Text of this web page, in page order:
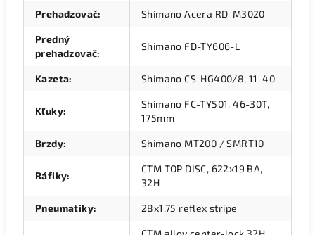
Prehadzovač: Shimano Acera RD-M3020
Predný
prehadzovač:
Shimano FD-TY606-L
Kazeta: Shimano CS-HG400/8, 11-40
Kľuky:
Shimano FC-TY501, 46-30T,
175mm
Brzdy: Shimano MT200 / SMRT10
Ráfiky:
CTM TOP DISC, 622x19 BA,
32H
Pneumatiky: 28x1,75 reflex stripe